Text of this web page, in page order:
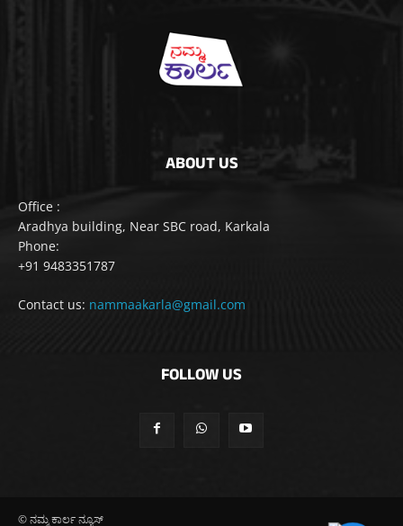
ABOUT US
Office :
Aradhya building, Near SBC road, Karkala
Phone:
+91 9483351787
Contact us: nammaakarla@gmail.com
FOLLOW US
© ನಮ್ಮ ಕಾರ್ಲ ನ್ಯೂಸ್